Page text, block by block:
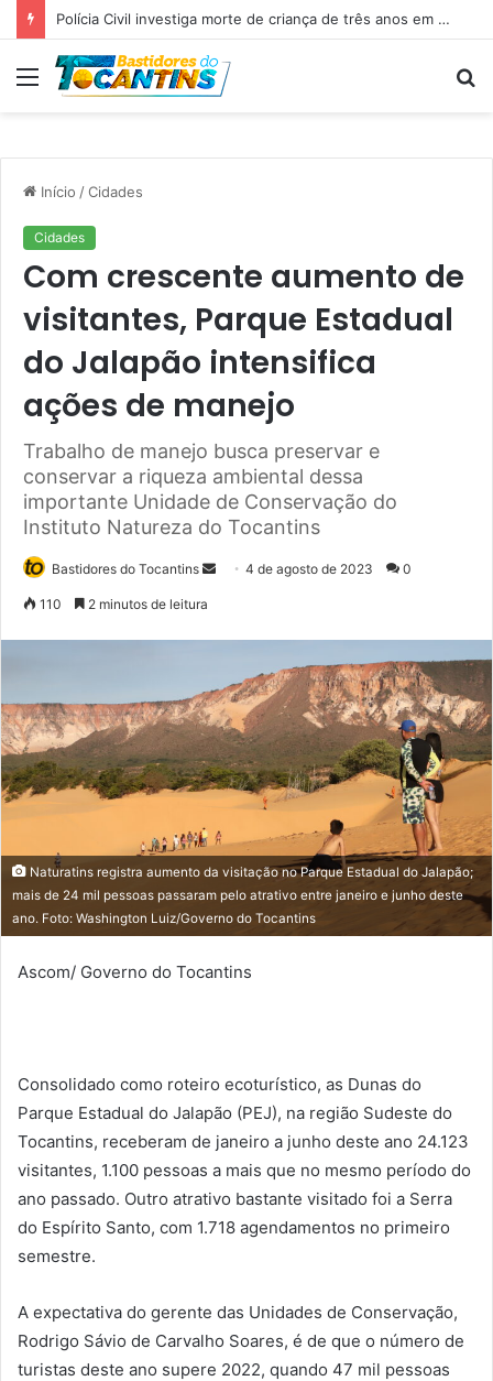
Polícia Civil investiga morte de criança de três anos em Palmas; pai é suspeito de agressão
Menu
Início /Cidades
Cidades
Com crescente aumento de
visitantes, Parque Estadual
do Jalapão intensifica
ações de manejo
Trabalho de manejo busca preservar e
conservar a riqueza ambiental dessa
importante Unidade de Conservação do
Instituto Natureza do Tocantins
Bastidores do Tocantins
u
m
e
-
a
i
4 de agosto de 2023 0
110 2 minutos de leitura
Naturatins registra aumento da visitação no Parque Estadual do Jalapão;
mais de 24 mil pessoas passaram pelo atrativo entre janeiro e junho deste
ano. Foto: Washington Luiz/Governo do Tocantins
Ascom/ Governo do Tocantins
Consolidado como roteiro ecoturístico, as Dunas do
Parque Estadual do Jalapão (PEJ), na região Sudeste do
Tocantins, receberam de janeiro a junho deste ano 24.123
visitantes, 1.100 pessoas a mais que no mesmo período do
ano passado. Outro atrativo bastante visitado foi a Serra
do Espírito Santo, com 1.718 agendamentos no primeiro
semestre.
A expectativa do gerente das Unidades de Conservação,
Rodrigo Sávio de Carvalho Soares, é de que o número de
turistas deste ano supere 2022, quando 47 mil pessoas